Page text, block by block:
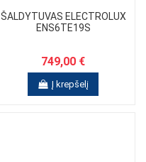
ŠALDYTUVAS ELECTROLUX
ENS6TE19S
749,00 €
Į krepšelį